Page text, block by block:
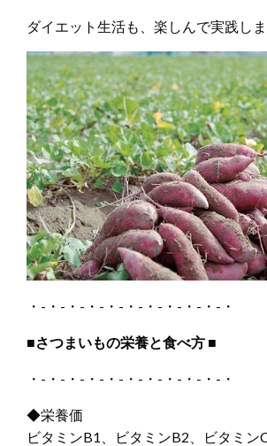
ダイエット生活も、楽しんで実践しま
・-・-・-・-・-・-・-・-・-・-・
■さつまいもの栄養と食べ方 ■
・-・-・-・-・-・-・-・-・-・-・
◆栄養価
ビタミンB1、ビタミンB2、ビタミン